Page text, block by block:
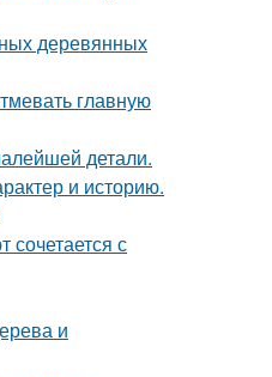
деревянных
главную
детали.
и историю.
сочетается с
и